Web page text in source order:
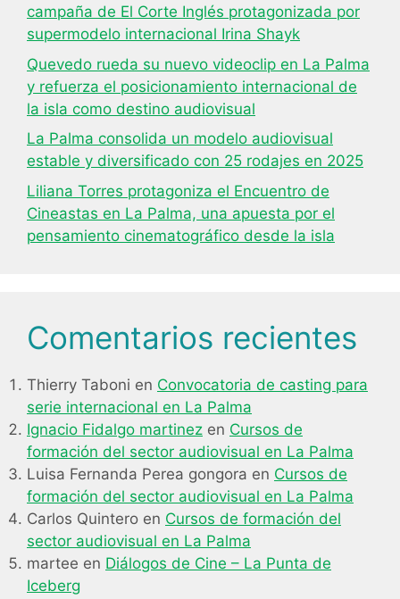
campaña de El Corte Inglés protagonizada por
supermodelo internacional Irina Shayk
Quevedo rueda su nuevo videoclip en La Palma
y refuerza el posicionamiento internacional de
la isla como destino audiovisual
La Palma consolida un modelo audiovisual
estable y diversificado con 25 rodajes en 2025
Liliana Torres protagoniza el Encuentro de
Cineastas en La Palma, una apuesta por el
pensamiento cinematográfico desde la isla
Comentarios recientes
Thierry Taboni en Convocatoria de casting para
serie internacional en La Palma
Ignacio Fidalgo martinez en Cursos de
formación del sector audiovisual en La Palma
Luisa Fernanda Perea gongora en Cursos de
formación del sector audiovisual en La Palma
Carlos Quintero en Cursos de formación del
sector audiovisual en La Palma
martee en Diálogos de Cine – La Punta de
Iceberg